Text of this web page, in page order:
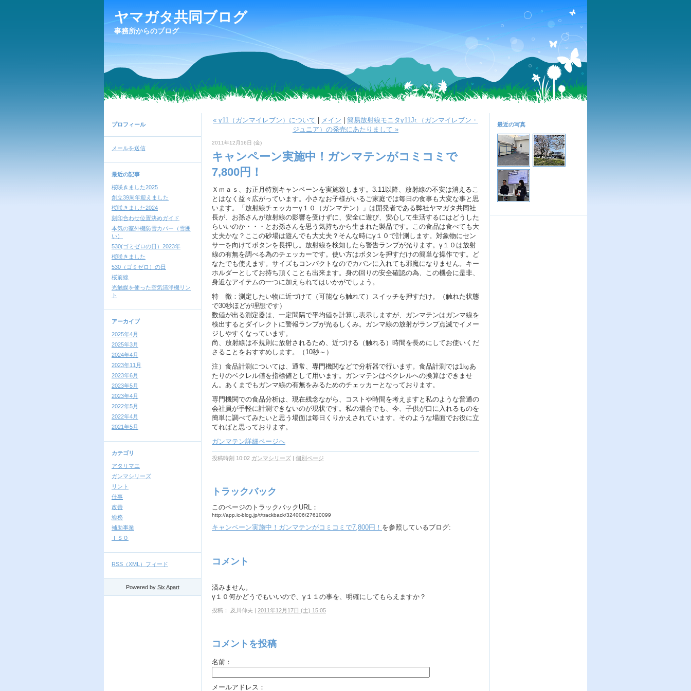
ヤマガタ共同ブログ
事務所からのブログ
プロフィール
メールを送信
最近の記事
桜咲きました2025
創立39周年迎えました
桜咲きました2024
刻印合わせ位置決めガイド
本気の室外機防雪カバー（雪囲
い）
530(ゴミゼロの日）2023年
桜咲きました
530（ゴミゼロ）の日
桜前線
光触媒を使った空気清浄機リン
ト
アーカイブ
2025年4月
2025年3月
2024年4月
2023年11月
2023年6月
2023年5月
2023年4月
2022年5月
2022年4月
2021年5月
カテゴリ
アタリマエ
ガンマシリーズ
リント
仕事
改善
総務
補助事業
ＩＳＯ
RSS（XML）フィード
Powered by Six Apart
« γ11（ガンマイレブン）について メイン
簡易放射線モニタγ11Jr.（ガンマイレブン・
ジュニア）の発売にあたりまして »
2011年12月16日 (金)
キャンペーン実施中！ガンマテンがコミコミで
7,800円！
Ｘｍａｓ、お正月特別キャンペーンを実施致します。3.11以降、放射線の不安は消えるこ
とはなく益々広がっています。小さなお子様がいるご家庭では毎日の食事も大変な事と思
います。「放射線チェッカーγ１０（ガンマテン）」は開発者である弊社ヤマガタ共同社
長が、お孫さんが放射線の影響を受けずに、安全に遊び、安心して生活するにはどうした
らいいのか・・・とお孫さんを思う気持ちから生まれた製品です。この食品は食べても大
丈夫かな？ここの砂場は遊んでも大丈夫？そんな時にγ１０で計測します。対象物にセン
サーを向けてボタンを長押し。放射線を検知したら警告ランプが光ります。γ１０は放射
線の有無を調べる為のチェッカーです。使い方はボタンを押すだけの簡単な操作です。ど
なたでも使えます。サイズもコンパクトなのでカバンに入れても邪魔になりません。キー
ホルダーとしてお持ち頂くことも出来ます。身の回りの安全確認の為、この機会に是非、
身近なアイテムの一つに加えられてはいかがでしょう。
特 徴：測定したい物に近づけて（可能なら触れて）スイッチを押すだけ。（触れた状態
で30秒ほどが理想です）
数値が出る測定器は、一定間隔で平均値を計算し表示しますが、ガンマテンはガンマ線を
検出するとダイレクトに警報ランプが光るしくみ。ガンマ線の放射がランプ点滅でイメー
ジしやすくなっています。
尚、放射線は不規則に放射されるため、近づける（触れる）時間を長めにしてお使いくだ
さることをおすすめします。（10秒～）
注）食品計測については、通常、専門機関などで分析器で行います。食品計測では1㎏あ
たりのベクレル値を指標値として用います。ガンマテンはベクレルへの換算はできませ
ん。あくまでもガンマ線の有無をみるためのチェッカーとなっております。
専門機関での食品分析は、現在残念ながら、コストや時間を考えますと私のような普通の
会社員が手軽に計測できないのが現状です。私の場合でも、今、子供が口に入れるものを
簡単に調べてみたいと思う場面は毎日くりかえされています。そのような場面でお役に立
てればと思っております。
ガンマテン詳細ページへ
投稿時刻 10:02 ガンマシリーズ | 個別ページ
トラックバック
このページのトラックバックURL：
http://app.ic-blog.jp/t/trackback/324006/27610099
キャンペーン実施中！ガンマテンがコミコミで7,800円！ を参照しているブログ:
コメント
済みません。
γ１０何かどうでもいいので、γ１１の事を、明確にしてもらえますか？
投稿： 及川伸夫 | 2011年12月17日 (土) 15:05
コメントを投稿
名前：
メールアドレス：
最近の写真